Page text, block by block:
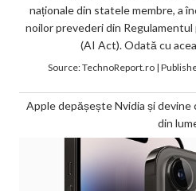
naționale din statele membre, a
noilor prevederi din
(AI Act). Odată cu
Source:TechnoReport.ro|
Apple depășește Nvidia și devine
din